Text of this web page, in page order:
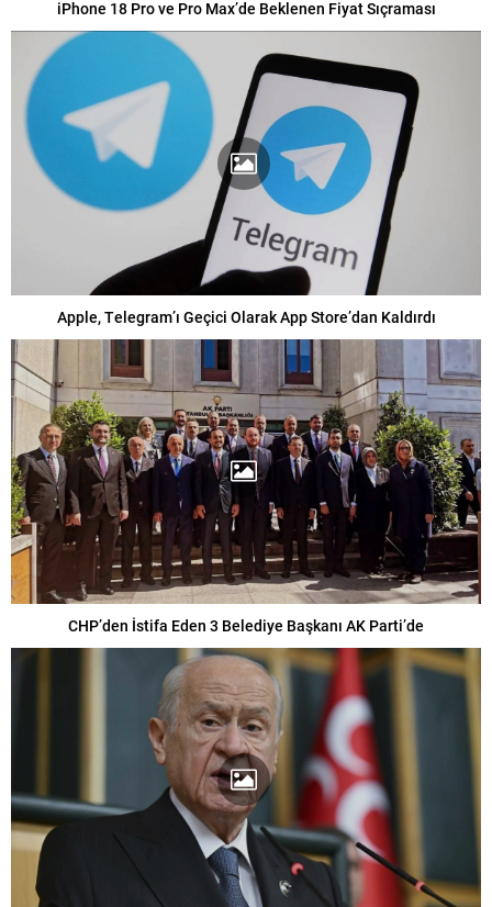
iPhone 18 Pro ve Pro Max’de Beklenen Fiyat Sıçraması
Apple, Telegram’ı Geçici Olarak App Store’dan Kaldırdı
CHP’den İstifa Eden 3 Belediye Başkanı AK Parti’de